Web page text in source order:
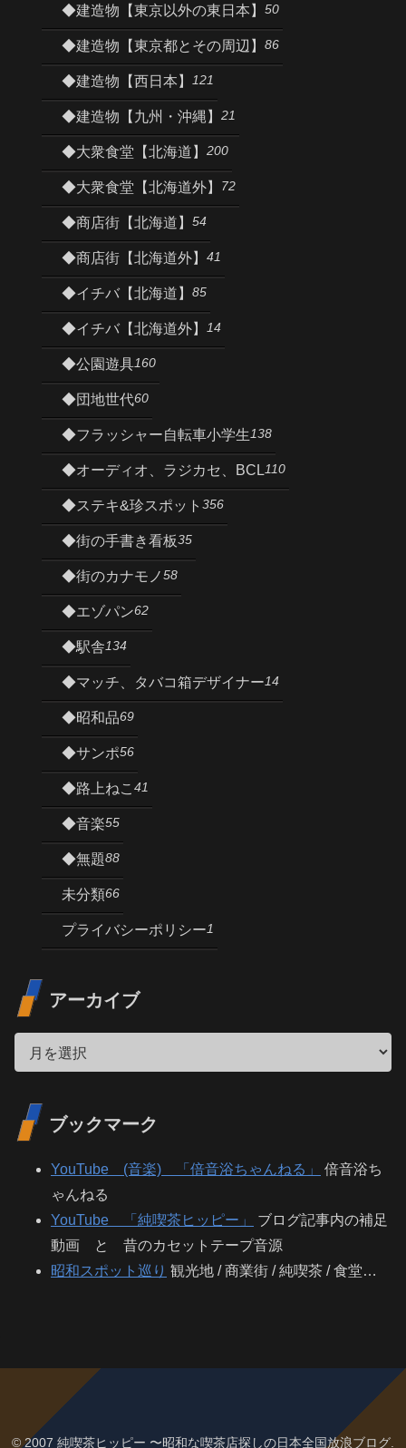
◆建造物【東京以外の東日本】 50
◆建造物【東京都とその周辺】 86
◆建造物【西日本】 121
◆建造物【九州・沖縄】 21
◆大衆食堂【北海道】 200
◆大衆食堂【北海道外】 72
◆商店街【北海道】 54
◆商店街【北海道外】 41
◆イチバ【北海道】 85
◆イチバ【北海道外】 14
◆公園遊具160
◆団地世代60
◆フラッシャー自転車小学生138
◆オーディオ、ラジカセ、BCL110
◆ステキ&珍スポット 356
◆街の手書き看板35
◆街のカナモノ58
◆エゾパン62
◆駅舎134
◆マッチ、タバコ箱デザイナー14
◆昭和品69
◆サンポ56
◆路上ねこ 41
◆音楽55
◆無題88
未分類66
プライバシーポリシー1
アーカイブ
ブックマーク
YouTube (音楽) 「倍音浴ちゃんねる」
倍音浴ち
ゃんねる
YouTube 「純喫茶ヒッピー」
ブログ記事内の補足
動画 と 昔のカセットテープ音源
昭和スポット巡り 観光地 / 商業街 / 純喫茶 / 食堂…
© 2007 純喫茶ヒッピー 〜昭和な喫茶店探しの日本全国放浪ブログ.